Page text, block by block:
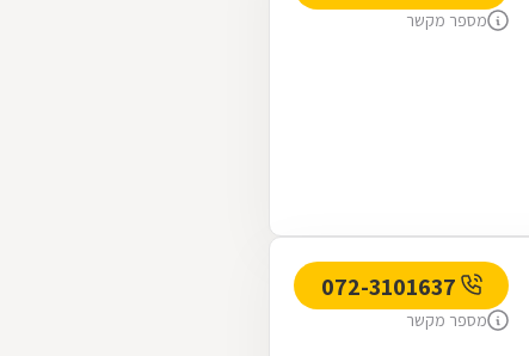
מספר מקשר
מספר מקשר